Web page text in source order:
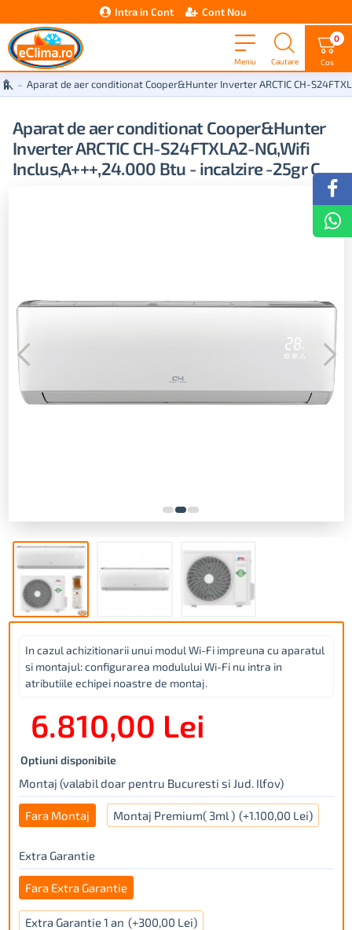
Intra in Cont Cont Nou
0
Aparat de aer conditionat Cooper&Hunter Inverter ARCTIC CH-
Aparat de aer conditionat Cooper&Hunter
Inverter ARCTIC CH-S24FTXLA2-NG,Wifi
Inclus,A+++,24.000 Btu - incalzire -25gr C
In cazul achizitionarii unui modul Wi-Fi impreuna cu aparatul
si montajul: configurarea modulului Wi-Fi nu intra in
atributiile echipei noastre de montaj.
6.810,00 Lei
Optiuni disponibile
Montaj (valabil doar pentru Bucuresti si Jud. Ilfov)
Fara Montaj Montaj Premium( 3ml ) (+1.100,00 Lei)
Extra Garantie
Fara Extra Garantie
Extra Garantie 1 an (+300,00 Lei)